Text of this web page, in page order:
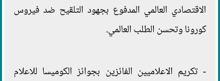
الاقتصادي العالمي المدفوع بجهود التلقيح ضد فيروس
كورونا وتحسن الطلب العالمي.
- تكريم الاعلاميين الفائزين بجوائز الكوميسا للاعلام